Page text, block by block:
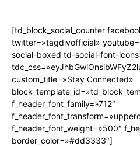
[td_block_social_counter
twitter=»tagdivofficial»
social-boxed td-social-font-
custom_title=»Stay Connected»
f_header_font_family=»712″
f_header_font_weight=»500″
border_color=»#dd3333″]